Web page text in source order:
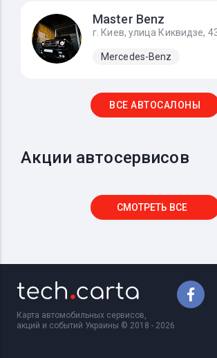
Master Benz
г. Киев, улица Киквидзе,
Mercedes-Benz
ВСЕ АВТОСАЛОНЫ
Акции автосервисов
СМОТРЕТЬ ВСЕ
Карта автомобильных сервисов,
акций и событий Украины © 2018 - 2026